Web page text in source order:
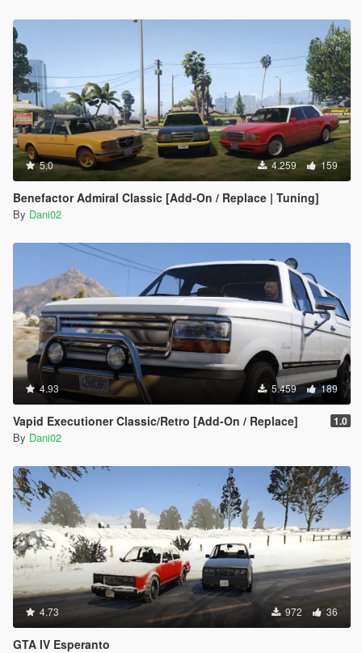
5.0 4.259 159
Benefactor Admiral Classic [Add-On / Replace | Tuning]
By Dani02
4.93 5.459 189
Vapid Executioner Classic/Retro [Add-On / Replace] 1.0
By Dani02
4.73 972 36
GTA IV Esperanto